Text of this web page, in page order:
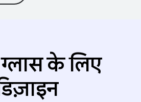
के लिए